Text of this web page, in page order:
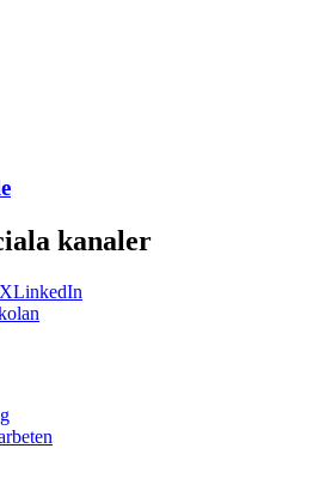
kanaler
XLinkedIn